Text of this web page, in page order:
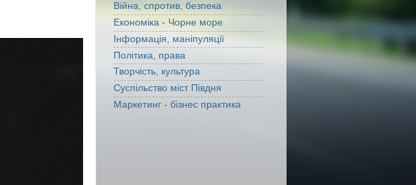
Війна, спротив, безпека
Економіка - Чорне море
Інформація, маніпуляції
Політика, права
Творчість, культура
Суспільство міст Півдня
Маркетинг - бізнес практика